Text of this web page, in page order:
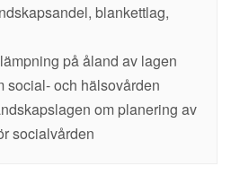
blankettlag,
på åland av lagen
social- och hälsovården
om planering av
socialvården